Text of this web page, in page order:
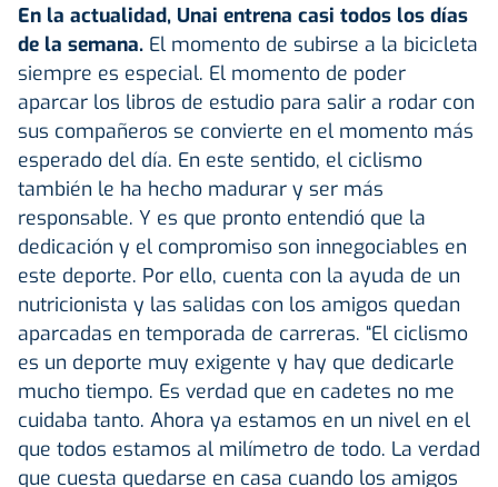
En la actualidad, Unai entrena casi todos los días
de la semana. El momento de subirse a la bicicleta
siempre es especial. El momento de poder
aparcar los libros de estudio para salir a rodar con
sus compañeros se convierte en el momento más
esperado del día. En este sentido, el ciclismo
también le ha hecho madurar y ser más
responsable. Y es que pronto entendió que la
dedicación y el compromiso son innegociables en
este deporte. Por ello, cuenta con la ayuda de un
nutricionista y las salidas con los amigos quedan
aparcadas en temporada de carreras. “El ciclismo
es un deporte muy exigente y hay que dedicarle
mucho tiempo. Es verdad que en cadetes no me
cuidaba tanto. Ahora ya estamos en un nivel en el
que todos estamos al milímetro de todo. La verdad
que cuesta quedarse en casa cuando los amigos